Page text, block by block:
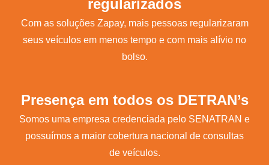
regularizados
Com as soluções Zapay, mais pessoas regularizaram
seus veículos em menos tempo e com mais alívio no
bolso.
Presença em todos os DETRAN’s
Somos uma empresa credenciada pelo SENATRAN e
possuímos a maior cobertura nacional de consultas
de veículos.